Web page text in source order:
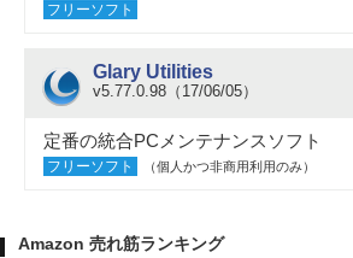
フリーソフト
Glary Utilities
v5.77.0.98（17/06/05）
定番の統合PCメンテナンスソフト
フリーソフト （個人かつ非商用利用のみ）
Amazon 売れ筋ランキング